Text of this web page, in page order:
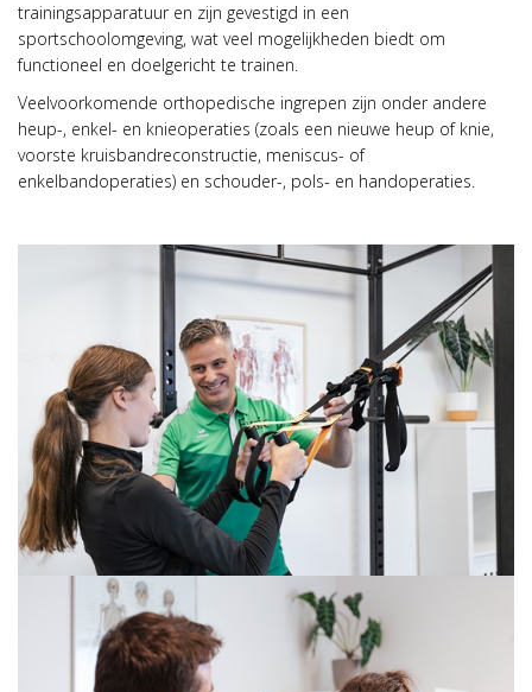
trainingsapparatuur en zijn gevestigd in een
sportschoolomgeving, wat veel mogelijkheden biedt om
functioneel en doelgericht te trainen.
Veelvoorkomende orthopedische ingrepen zijn onder andere
heup-, enkel- en knieoperaties (zoals een nieuwe heup of knie,
voorste kruisbandreconstructie, meniscus- of
enkelbandoperaties) en schouder-, pols- en handoperaties.